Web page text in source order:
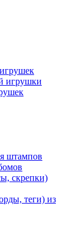
игрушки
штампов
скрепки)
теги) из